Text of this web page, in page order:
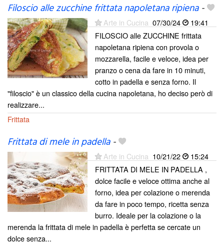
Filoscio alle zucchine frittata napoletana ripiena-
Arte in Cucina 07/30/24
19:41
FILOSCIO alle ZUCCHINE frittata
napoletana ripiena con provola o
mozzarella, facile e veloce, idea per
pranzo o cena da fare in 10 minuti,
cotto in padella e senza forno. Il
"filoscio" è un classico della cucina napoletana, ho deciso però di
realizzare...
Frittata
Frittata di mele in padella-
Arte in Cucina 10/21/22
15:24
FRITTATA DI MELE IN PADELLA ,
dolce facile e veloce ottima anche al
forno, idea per colazione o merenda
da fare in poco tempo, ricetta senza
burro. Ideale per la colazione o la
merenda la frittata di mele in padella è perfetta se cercate un
dolce senza...